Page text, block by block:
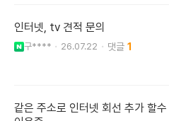
인터넷, tv 견적 문의
구**** 26.07.22 1
같은 주소로 인터넷 회선 추가 할